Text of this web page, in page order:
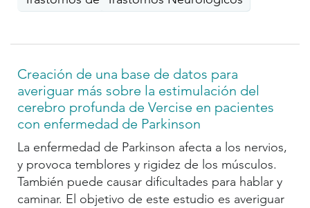
Creación de una base de datos para
averiguar más sobre la estimulación del
cerebro profunda de Vercise en pacientes
con enfermedad de Parkinson
La enfermedad de Parkinson afecta a los nervios,
y provoca temblores y rigidez de los músculos.
También puede causar dificultades para hablar y
caminar. El objetivo de este estudio es averiguar